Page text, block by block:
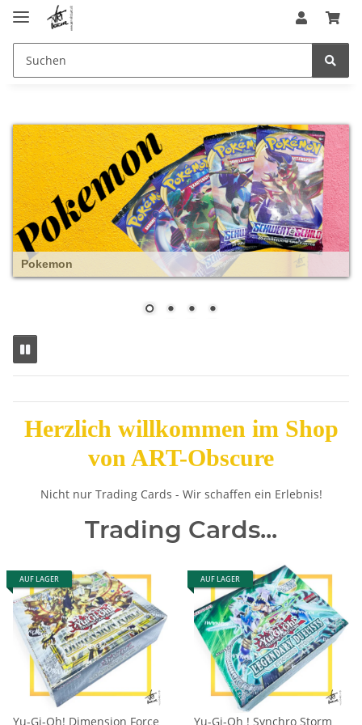
Pokemon
Herzlich willkommen im Shop
von ART-Obscure
Nicht nur Trading Cards - Wir schaffen ein Erlebnis!
Trading Cards...
AUF LAGER
Yu-Gi-Oh! Dimension Force
AUF LAGER
Yu-Gi-Oh ! Synchro Storm